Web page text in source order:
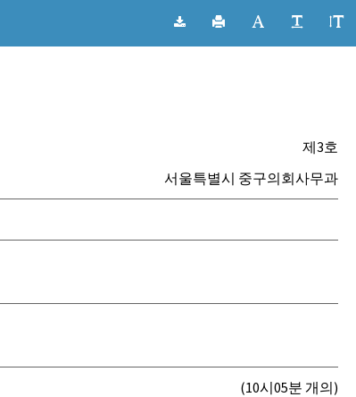
제3호
서울특별시 중구의회사무과
(10시05분 개의)